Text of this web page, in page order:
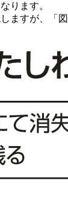
ります。
しますが、「